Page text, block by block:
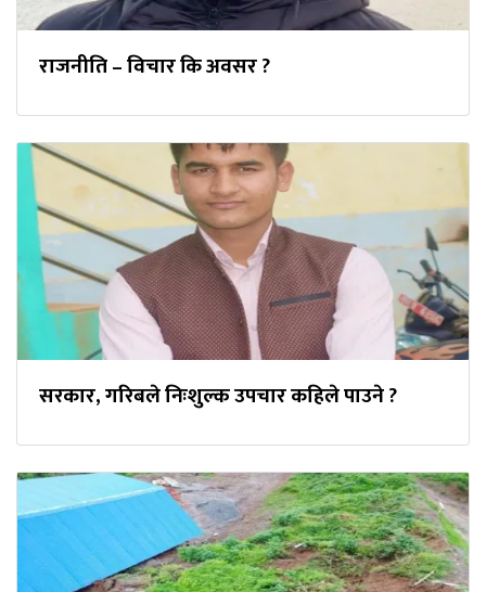
राजनीति – विचार कि अवसर ?
सरकार, गरिबले निःशुल्क उपचार कहिले पाउने ?